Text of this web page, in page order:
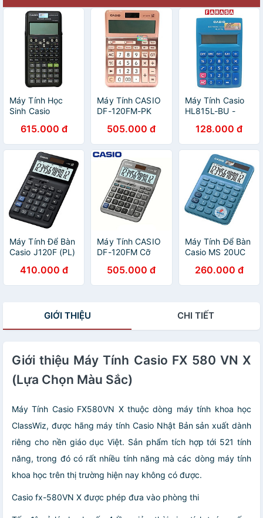
Máy Tính Học
Sinh Casio
VN PLUS
615.000 đ
Máy Tính CASIO
DF-120FM-PK
505.000 đ
Máy Tính Casio
HL815L-BU -
128.000 đ
Máy Tính Để Bàn
Casio J120F (PL)
410.000 đ
Máy Tính CASIO
DF-120FM Cỡ
Kim Loại Số To
505.000 đ
Máy Tính Để Bàn
Casio MS 20UC
260.000 đ
GIỚI THIỆU CHI TIẾT
Giới thiệu Máy Tính Casio FX 580 VN X
(Lựa Chọn Màu Sắc)
Máy Tính Casio FX580VN X thuộc dòng máy tính khoa học
ClassWiz, được hãng máy tính Casio Nhật Bản sản xuất dành
riêng cho nền giáo dục Việt. Sản phẩm tích hợp tới 521 tính
năng, trong đó có rất nhiều tính năng mà các dòng máy tính
khoa học trên thị trường hiện nay không có được.
Casio fx-580VN X được phép đưa vào phòng thi